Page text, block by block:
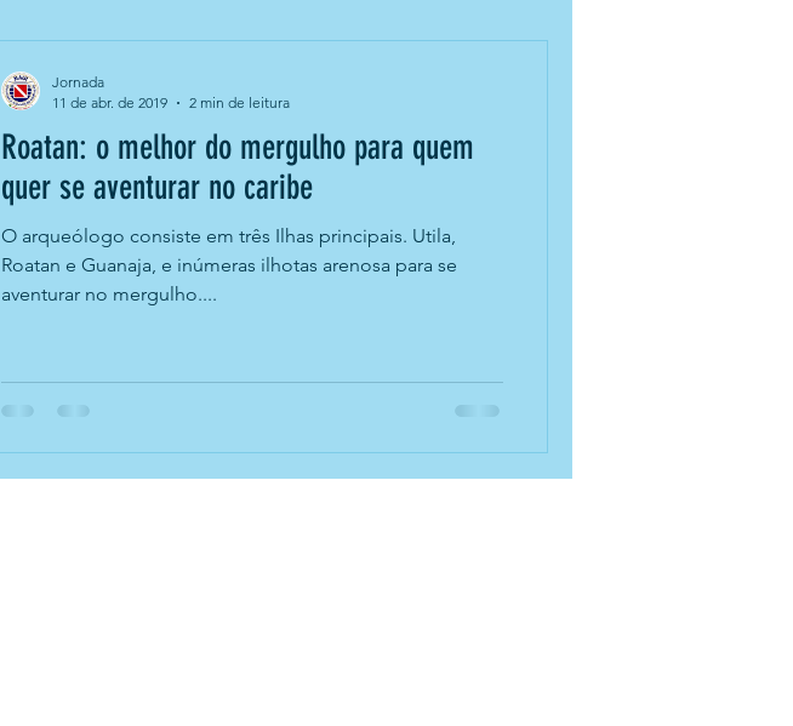
Roatan: o melhor do mergulho para quem
quer se aventurar no caribe
O arqueólogo consiste em três Ilhas principais. Utila,
Roatan e Guanaja, e inúmeras ilhotas arenosa para se
aventurar no mergulho....
Jornada
11 de abr. de 2019
2 min de leitura